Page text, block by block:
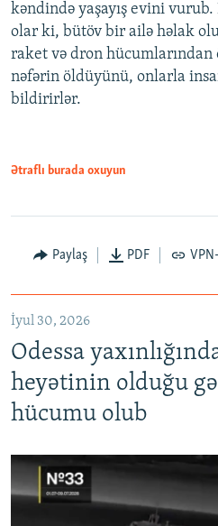
kəndində yaşayış evini
olar ki, bütöv bir ailə həlak
raket və dron hücumlarından
nəfərin öldüyünü, onlarla
bildirirlər.
Ətraflı burada oxuyun
Paylaş PDF
İyul 30, 2026
Odessa
heyətinin olduğu
hücumu olub